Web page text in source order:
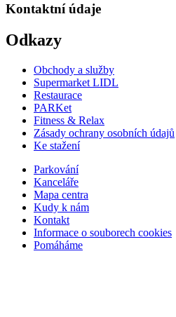
Kontaktní údaje
Odkazy
Obchody a služby
Supermarket LIDL
Restaurace
PARKet
Fitness & Relax
Zásady ochrany osobních údajů
Ke stažení
Parkování
Kanceláře
Mapa centra
Kudy k nám
Kontakt
Informace o souborech cookies
Pomáháme